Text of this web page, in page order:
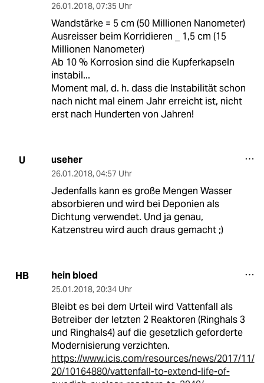
26.01.2018, 07:35 Uhr
Wandstärke = 5 cm (50 Millionen Nanometer)
Ausreisser beim Korridieren _ 1,5 cm (15
Millionen Nanometer)
Ab 10 % Korrosion sind die Kupferkapseln
instabil...
Moment mal, d. h. dass die Instabilität schon
nach nicht mal einem Jahr erreicht ist, nicht
erst nach Hunderten von Jahren!
U useher
26.01.2018, 04:57 Uhr
Jedenfalls kann es große Mengen Wasser
absorbieren und wird bei Deponien als
Dichtung verwendet. Und ja genau,
Katzenstreu wird auch draus gemacht ;)
HB hein bloed
25.01.2018, 20:34 Uhr
Bleibt es bei dem Urteil wird Vattenfall als
Betreiber der letzten 2 Reaktoren (Ringhals 3
und Ringhals4) auf die gesetzlich geforderte
Modernisierung verzichten.
https://www.icis.com/resources/news/2017/11/
20/10164880/vattenfall-to-extend-life-of-